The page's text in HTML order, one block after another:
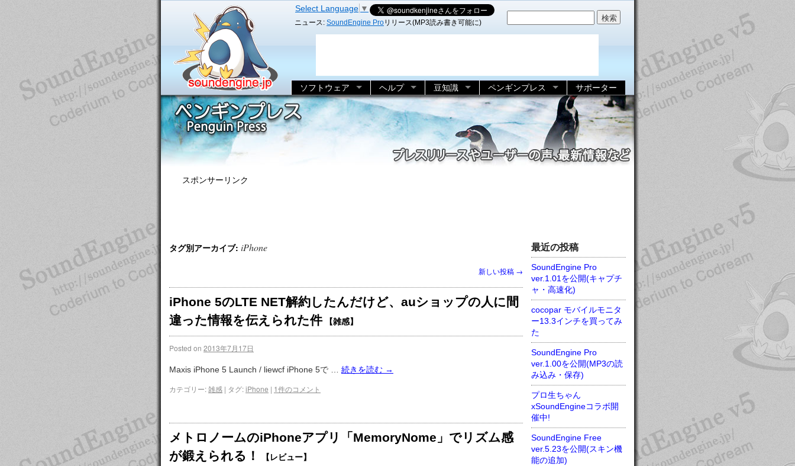
Select Language ▼
ニュース: SoundEngine Proリリース(MP3読み書き可能に)
ソフトウェア ヘルプ 豆知識 ペンギンプレス サポーター
スポンサーリンク
タグ別アーカイブ: iPhone
新しい投稿 →
iPhone 5のLTE NET解約したんだけど、auショップの人に間
違った情報を伝えられた件【雑感】
Posted on 2013年7月17日
Maxis iPhone 5 Launch / liewcf iPhone 5で … 続きを読む →
カテゴリー:雑感 | タグ:iPhone | 1件のコメント
メトロノームのiPhoneアプリ「MemoryNome」でリズム感
が鍛えられる！
【レビュー】
最近の投稿
SoundEngine Pro
ver.1.01を公開(キャプチ
ャ・高速化)
cocopar モバイルモニタ
ー13.3インチを買ってみ
た
SoundEngine Pro
ver.1.00を公開(MP3の読
み込み・保存)
プロ生ちゃん
xSoundEngineコラボ開
催中!
SoundEngine Free
ver.5.23を公開(スキン機
能の追加)